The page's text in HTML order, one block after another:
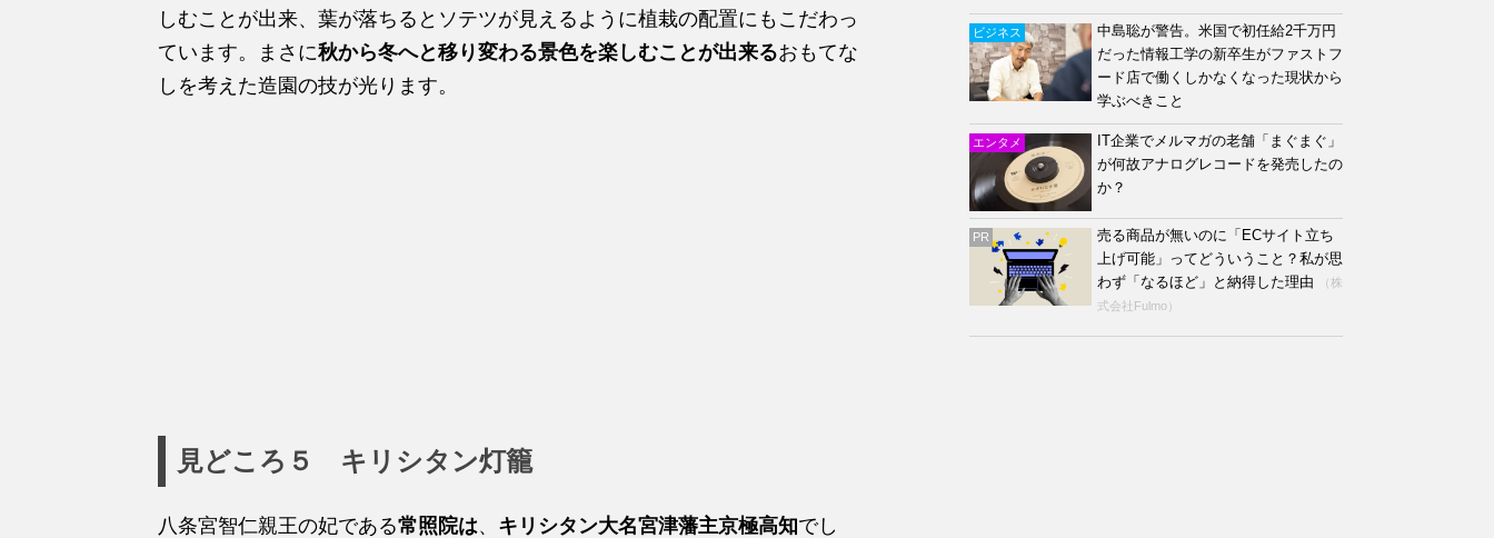
しむことが出来、葉が落ちるとソテツが見えるように植栽の配置にもこだわっ
ています。まさに秋から冬へと移り変わる景色を楽しむことが出来るおもてな
しを考えた造園の技が光ります。
見どころ５ キリシタン灯籠
八条宮智仁親王の妃である常照院は、 キリシタン大名宮津藩主京極高知でし
ビジネス
中島聡が警告。米国で初任給2千万円
だった情報工学の新卒生がファストフ
ード店で働くしかなくなった現状から
学ぶべきこと
エンタメ
IT企業でメルマガの老舗「まぐまぐ」
が何故アナログレコードを発売したの
か？
PR
売る商品が無いのに「ECサイト立ち
上げ可能」ってどういうこと？私が思
わず「なるほど」と納得した理由
（株
式会社Fulmo）